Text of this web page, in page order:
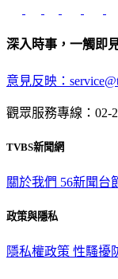
深入時事，一觸即
意見反映：
觀眾服務專線：02-
TVBS新聞網
關於我們 56新聞台
政策與隱私
隱私權政策 性騷擾